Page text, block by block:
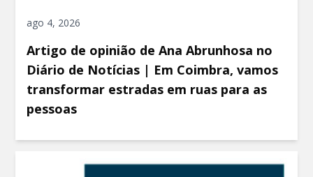
ago 4, 2026
Artigo de opinião de Ana Abrunhosa no
Diário de Notícias | Em Coimbra, vamos
transformar estradas em ruas para as
pessoas